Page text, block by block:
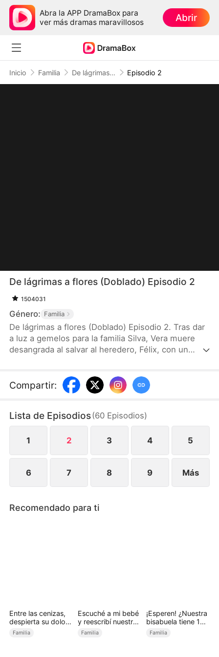
Abra la APP DramaBox para
ver más dramas maravillosos
Abrir
Inicio Familia De lágrimas a flores (Doblado) Episodio 2
De lágrimas a flores (Doblado) Episodio 2
1504031
Género: Familia
De lágrimas a flores (Doblado) Episodio 2. Tras dar
a luz a gemelos para la familia Silva, Vera muere
desangrada al salvar al heredero, Félix, con un
rebuscando entre desechos mientras cría a su hija,
Gabi. Sin saberlo, Gabi y su compañero Félix
cuando un inocente ensayo titulado “Mamá” desata
una serie de revelaciones impactantes.
Compartir:
Lista de Episodios(60 Episodios)
1 2 3 4 5
6 7 8 9 Más
Recomendado para ti
Entre las cenizas,
despierta su dolor
(Doblado)
Familia
Escuché a mi bebé
y reescribí nuestro
destino
Familia
¡Esperen! ¿Nuestra
bisabuela tiene 18
años? (Doblado)
Familia